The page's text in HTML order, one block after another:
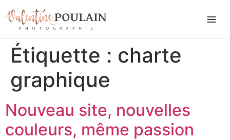
Étiquette : charte
graphique
Nouveau site, nouvelles
couleurs, même passion